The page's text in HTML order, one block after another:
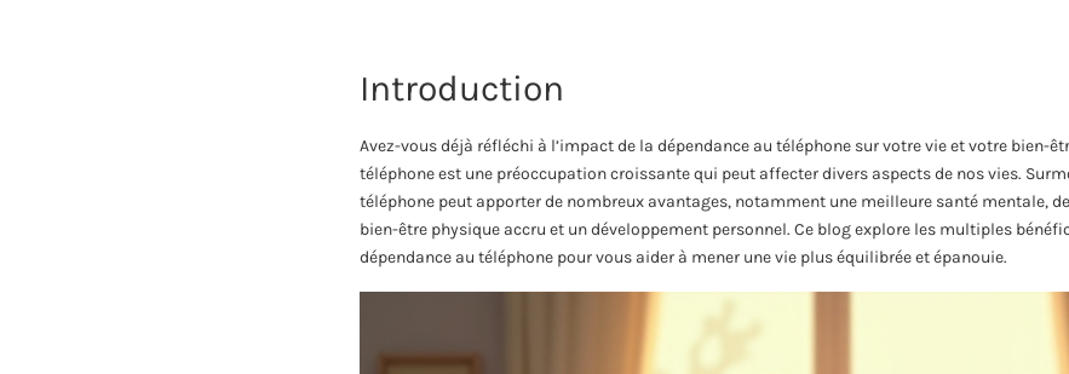
Introduction
Avez-vous déjà réfléchi à l’impact de la dépendance au téléphone sur votre vie et votre bien-
téléphone est une préoccupation croissante qui peut affecter divers aspects de nos vies.
téléphone peut apporter de nombreux avantages, notamment une meilleure santé mentale,
bien-être physique accru et un développement personnel. Ce blog explore les multiples
dépendance au téléphone pour vous aider à mener une vie plus équilibrée et épanouie.